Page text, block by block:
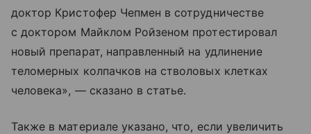
доктор Кристофер Чепмен в сотрудничестве
с доктором Майклом Ройзеном протестировал
новый препарат, направленный на удлинение
теломерных колпачков на стволовых клетках
человека», — сказано в статье.
Также в материале указано, что, если увеличить